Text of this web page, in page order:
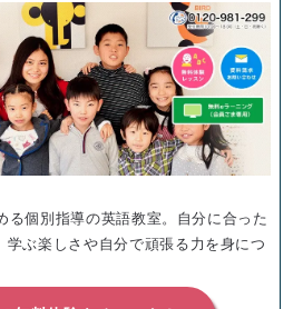
る個別指導の英語教室。自分に合った
ぶ楽しさや自分で頑張る力を身につ